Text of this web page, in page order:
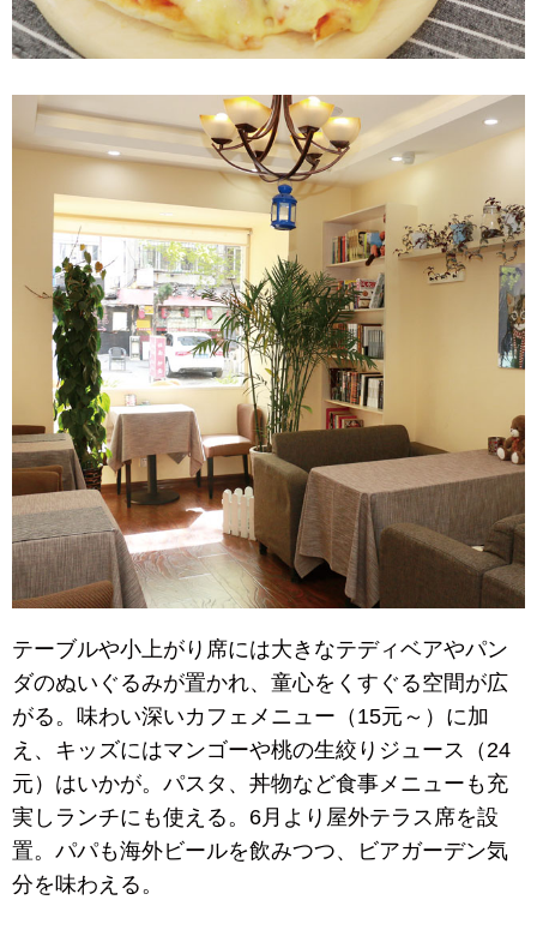
テーブルや小上がり席には大きなテディベアやパン
ダのぬいぐるみが置かれ、童心をくすぐる空間が広
がる。味わい深いカフェメニュー（15元～）に加
え、キッズにはマンゴーや桃の生絞りジュース（24
元）はいかが。パスタ、丼物など食事メニューも充
実しランチにも使える。6月より屋外テラス席を設
置。パパも海外ビールを飲みつつ、ビアガーデン気
分を味わえる。